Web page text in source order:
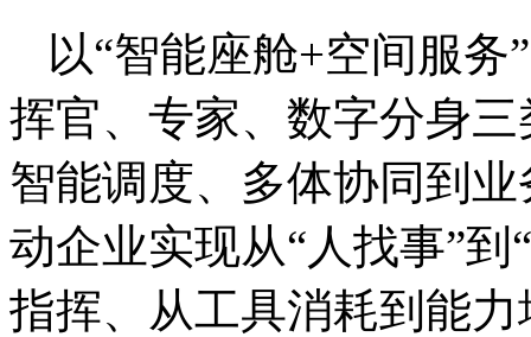
以“智能座舱+空间服务
挥官、专家、数字分身
智能调度、多体协同到
动企业实现从“人找事”
指挥、从工具消耗到能